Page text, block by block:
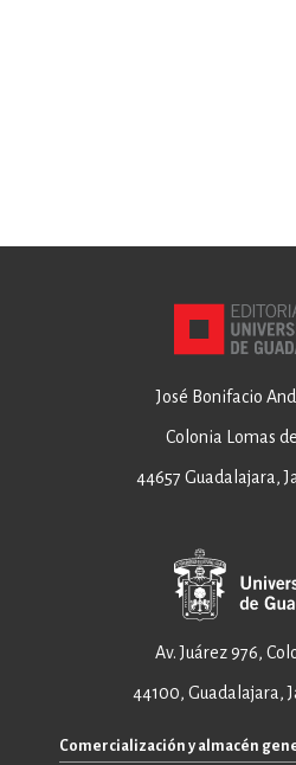
José Bonifacio
Colonia Lomas
44657 Guadalajara,
Av. Juárez 976,
44100, Guadalajara,
Comercialización y almacén